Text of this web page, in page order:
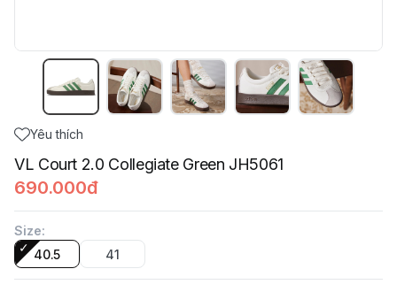
Yêu thích
VL Court 2.0 Collegiate Green JH5061
690.000đ
Size:
40.5
41